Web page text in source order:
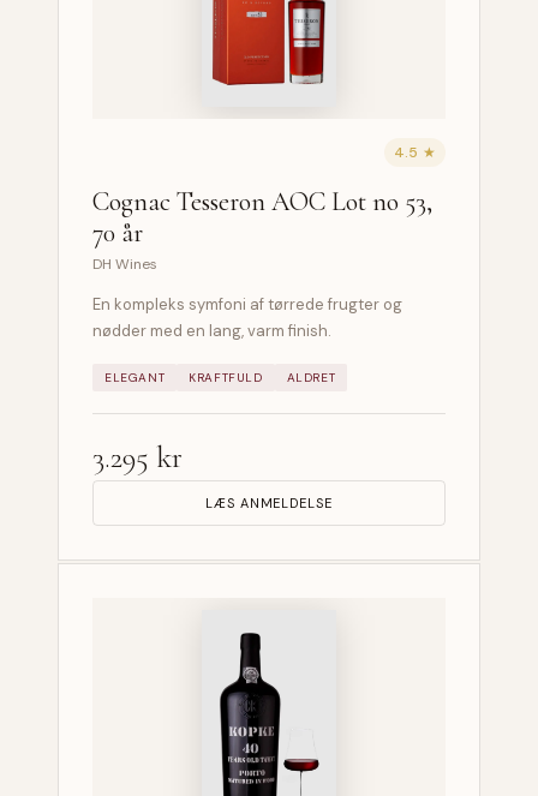
4.5 ★
Cognac Tesseron AOC Lot no 53,
70 år
DH Wines
En kompleks symfoni af tørrede frugter og
nødder med en lang, varm finish.
ELEGANT KRAFTFULD ALDRET
3.295 kr
LÆS ANMELDELSE